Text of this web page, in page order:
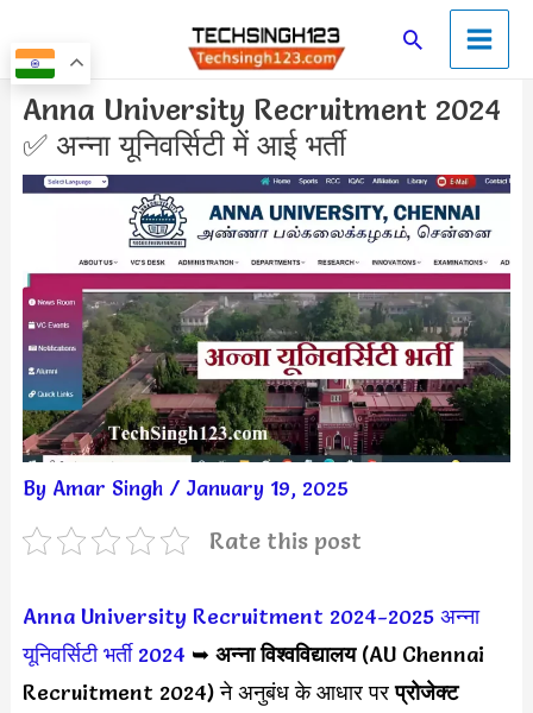
to
content
SearchMain
Menu
Anna University Recruitment 2024
✅ अन्ना यूनिवर्सिटी में आई भर्ती
By Amar Singh / January 19, 2025
Rate this post
Anna University Recruitment 2024-2025 अन्ना
यूनिवर्सिटी भर्ती 2024 ➥ अन्ना विश्वविद्यालय(AU Chennai
Recruitment 2024) ने अनुबंध के आधार परप्रोजेक्ट
Post
navigation